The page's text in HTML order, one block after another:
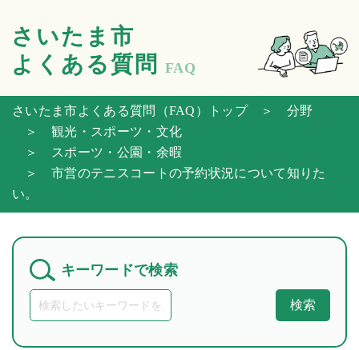
さいたま市
よくある質問
FAQ
さいたま市よくある質問（FAQ）トップ＞ 分野
＞ 観光・スポーツ・文化
＞ スポーツ・公園・余暇
＞ 市営のテニスコートの予約状況について知りた
い。
キーワードで検索
検索